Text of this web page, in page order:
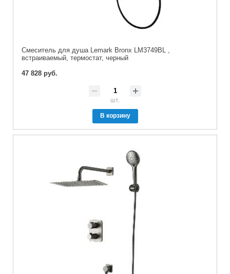
Смеситель для душа Lemark Bronx LM3749BL ,
встраиваемый, термостат, черный
47 828 руб.
шт.
В корзину